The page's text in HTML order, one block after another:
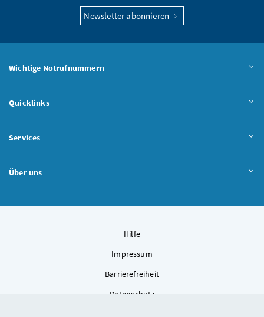
Newsletter abonnieren
Wichtige Notrufnummern
Quicklinks
Services
Über uns
Hilfe
Impressum
Barrierefreiheit
Datenschutz